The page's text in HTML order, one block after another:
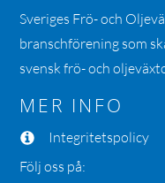
Sveriges Frö- och
branschförening som
svensk frö- och
MER INFO
Integritetspolicy
Följ oss på: